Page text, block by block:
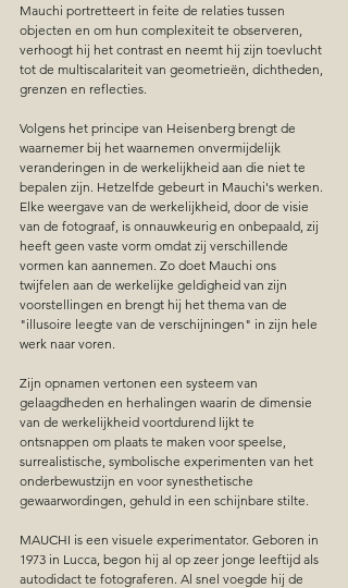
Mauchi portretteert in feite de relaties tussen
objecten en om hun complexiteit te observeren,
verhoogt hij het contrast en neemt hij zijn toevlucht
tot de multiscalariteit van geometrieën, dichtheden,
grenzen en reflecties.
Volgens het principe van Heisenberg brengt de
waarnemer bij het waarnemen onvermijdelijk
veranderingen in de werkelijkheid aan die niet te
bepalen zijn. Hetzelfde gebeurt in Mauchi's werken.
Elke weergave van de werkelijkheid, door de visie
van de fotograaf, is onnauwkeurig en onbepaald, zij
heeft geen vaste vorm omdat zij verschillende
vormen kan aannemen. Zo doet Mauchi ons
twijfelen aan de werkelijke geldigheid van zijn
voorstellingen en brengt hij het thema van de
"illusoire leegte van de verschijningen" in zijn hele
werk naar voren.
Zijn opnamen vertonen een systeem van
gelaagdheden en herhalingen waarin de dimensie
van de werkelijkheid voortdurend lijkt te
ontsnappen om plaats te maken voor speelse,
surrealistische, symbolische experimenten van het
onderbewustzijn en voor synesthetische
gewaarwordingen, gehuld in een schijnbare stilte.
MAUCHI is een visuele experimentator. Geboren in
1973 in Lucca, begon hij al op zeer jonge leeftijd als
autodidact te fotograferen. Al snel voegde hij de